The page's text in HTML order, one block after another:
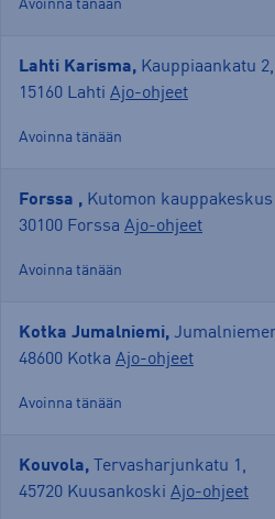
Avoinna tänään
Lahti Karisma, Kauppiaankatu 2,
15160 Lahti Ajo-ohjeet
Avoinna tänään
Forssa , Kutomon
30100 Forssa Ajo-ohjeet
Avoinna tänään
Kotka Jumalniemi,
48600 Kotka Ajo-ohjeet
Avoinna tänään
Kouvola, Tervasharjunkatu 1 ,
45720 Kuusankoski Ajo-ohjeet